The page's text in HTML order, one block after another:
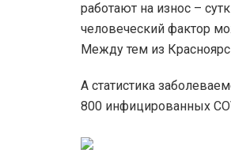
работают на износ –
человеческий фактор
Между тем из
А статистика
800 инфицированных